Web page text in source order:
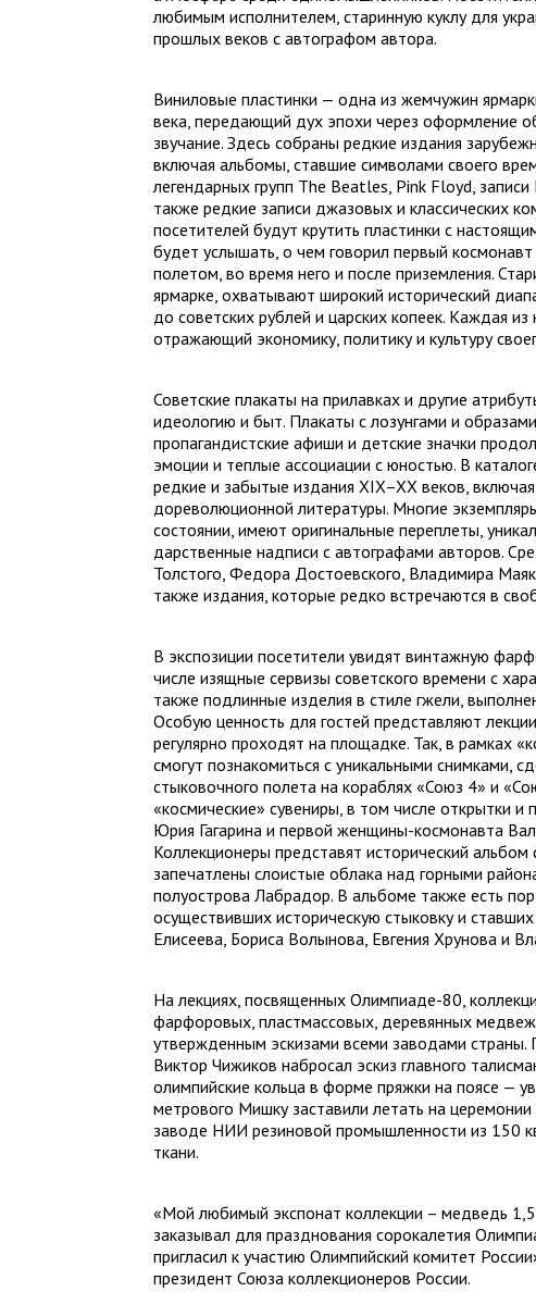
любимым исполнителем, старинную куклу для
прошлых веков с автографом автора.
Виниловые пластинки — одна из жемчужин
века, передающий дух эпохи через оформление
звучание. Здесь собраны редкие издания
включая альбомы, ставшие символами своего
легендарных групп The Beatles, Pink Floyd,
также редкие записи джазовых и классических
посетителей будут крутить пластинки с
будет услышать, о чем говорил первый
полетом, во время него и после приземления.
ярмарке, охватывают широкий исторический
до советских рублей и царских копеек. Каждая
отражающий экономику, политику и культуру
Советские плакаты на прилавках и другие
идеологию и быт. Плакаты с лозунгами и
пропагандистские афиши и детские значки
эмоции и теплые ассоциации с юностью. В
редкие и забытые издания XIX–XX веков, включая
дореволюционной литературы. Многие
состоянии, имеют оригинальные переплеты,
дарственные надписи с автографами авторов.
Толстого, Федора Достоевского, Владимира
также издания, которые редко встречаются в
В экспозиции посетители увидят винтажную
числе изящные сервизы советского времени с
также подлинные изделия в стиле гжели,
Особую ценность для гостей представляют
регулярно проходят на площадке. Так, в рамках
смогут познакомиться с уникальными снимками,
стыковочного полета на кораблях «Союз 4» и
«космические» сувениры, в том числе открытки
Юрия Гагарина и первой женщины-космонавта
Коллекционеры представят исторический
запечатлены слоистые облака над горными
полуострова Лабрадор. В альбоме также есть
осуществивших историческую стыковку и
Елисеева, Бориса Волынова, Евгения Хрунова и
На лекциях, посвященных Олимпиаде-80,
фарфоровых, пластмассовых, деревянных
утвержденным эскизами всеми заводами страны.
Виктор Чижиков набросал эскиз главного
олимпийские кольца в форме пряжки на поясе —
метрового Мишку заставили летать на
заводе НИИ резиновой промышленности из 150
ткани.
«Мой любимый экспонат коллекции – медведь
заказывал для празднования сорокалетия
пригласил к участию Олимпийский комитет
президент Союза коллекционеров России.